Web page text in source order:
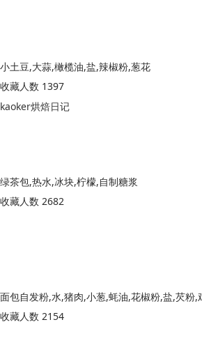
小土豆,大蒜,橄榄油,盐,辣椒粉,葱花
收藏人数 1397
kaoker烘焙日记
绿茶包,热水,冰块,柠檬,自制糖浆
收藏人数 2682
面包自发粉,水,猪肉,小葱,蚝油,花椒粉,盐,芡粉,
收藏人数 2154